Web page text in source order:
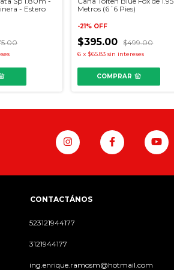
- Estero
Metros (6´6 Pies)
-21% OFF
$395.00 $499.00
6 x $65.83 sin intereses
COMPRAR
CONTACTÁNOS
523121944177
3121944177
ing.enrique.ramosm@hotmail.com